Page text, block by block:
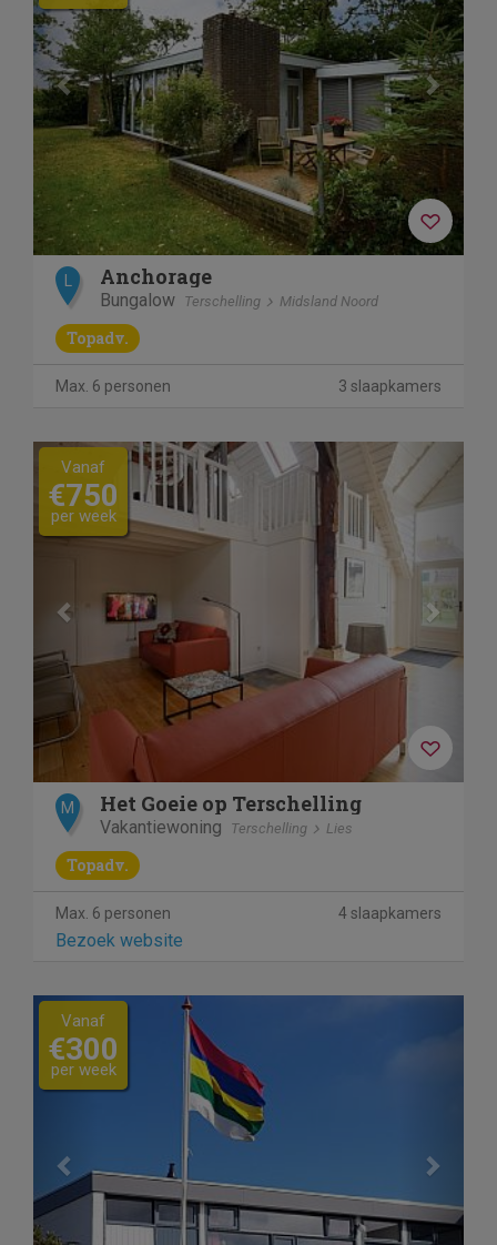
L Anchorage
Bungalow Terschelling Midsland Noord
Topadv.
Max. 6 personen 3 slaapkamers
Previous Next
Vanaf
€750
per week
M Het Goeie op Terschelling
Vakantiewoning Terschelling Lies
Topadv.
Max. 6 personen 4 slaapkamers
Bezoek website
Previous
Vanaf
€300
per week